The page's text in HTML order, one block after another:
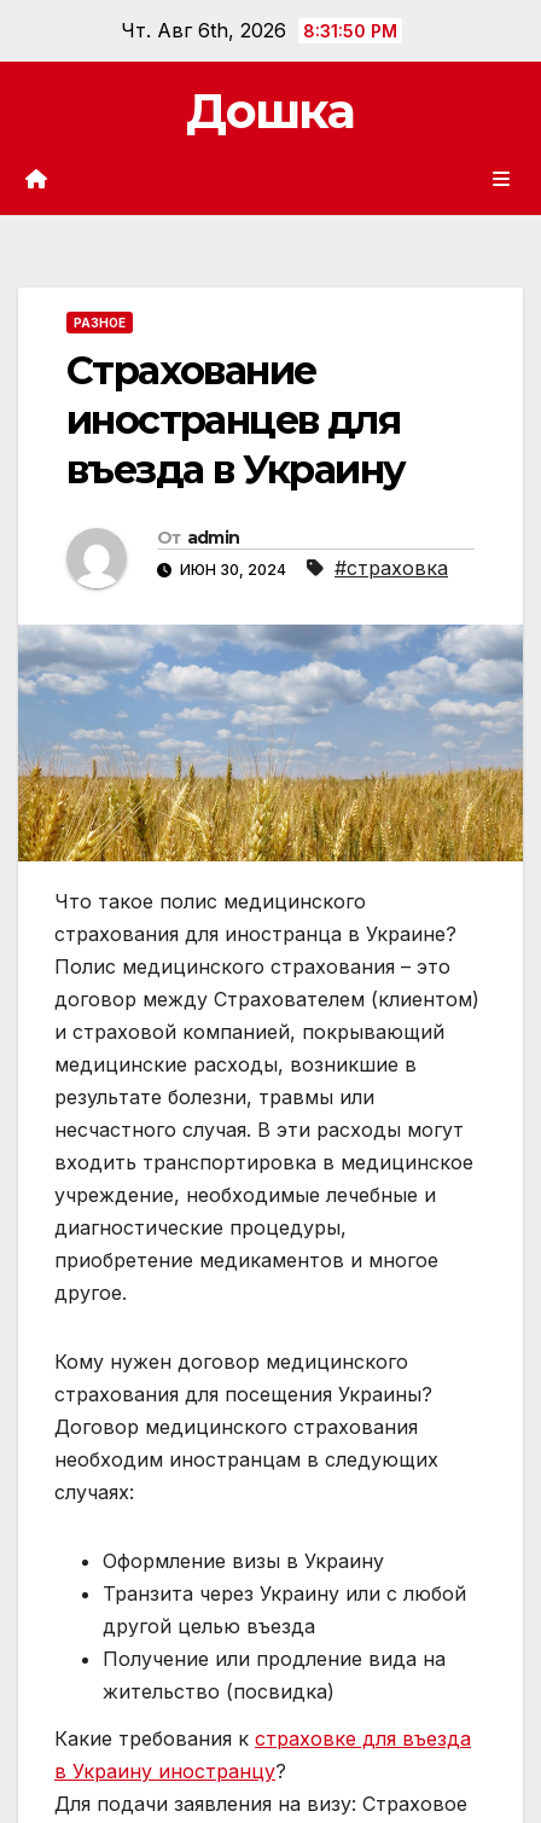
Чт. Авг 6th, 2026 8:31:52 PM
Дошка
РАЗНОЕ
Страхование
иностранцев для
въезда в Украину
От admin
ИЮН 30, 2024 #страховка
Что такое полис медицинского
страхования для иностранца в Украине?
Полис медицинского страхования – это
договор между Страхователем (клиентом)
и страховой компанией, покрывающий
медицинские расходы, возникшие в
результате болезни, травмы или
несчастного случая. В эти расходы могут
входить транспортировка в медицинское
учреждение, необходимые лечебные и
диагностические процедуры,
приобретение медикаментов и многое
другое.
Кому нужен договор медицинского
страхования для посещения Украины?
Договор медицинского страхования
необходим иностранцам в следующих
случаях:
Оформление визы в Украину
Транзита через Украину или с любой
другой целью въезда
Получение или продление вида на
жительство (посвидка)
Какие требования к страховке для въезда
в Украину иностранцу?
Для подачи заявления на визу: Страховое